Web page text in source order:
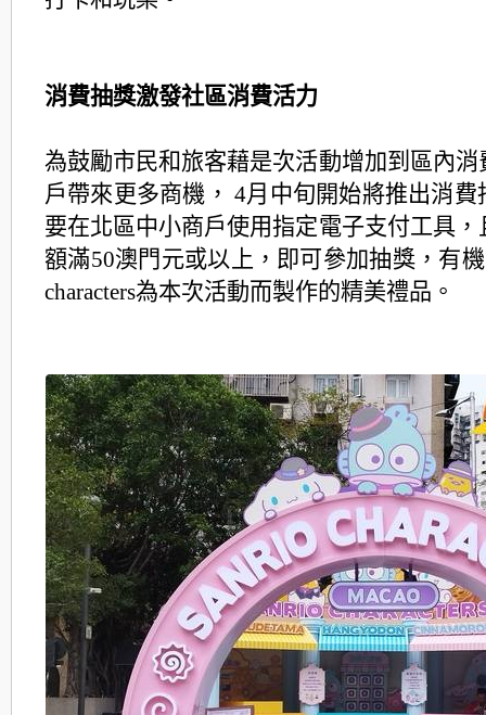
消費抽獎激發社區消費活力
為鼓勵市民和旅客藉是次活動增加到區內消
戶帶來更多商機， 4月中旬開始將推出消費
要在北區中小商戶使用指定電子支付工具，
額滿50澳門元或以上，即可參加抽獎，有
characters為本次活動而製作的精美禮品。